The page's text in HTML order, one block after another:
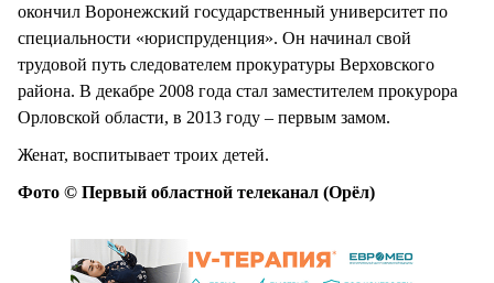
окончил Воронежский государственный университет по
специальности «юриспруденция». Он начинал свой
трудовой путь следователем прокуратуры Верховского
района. В декабре 2008 года стал заместителем прокурора
Орловской области, в 2013 году – первым замом.
Женат, воспитывает троих детей.
Фото © Первый областной телеканал (Орёл)